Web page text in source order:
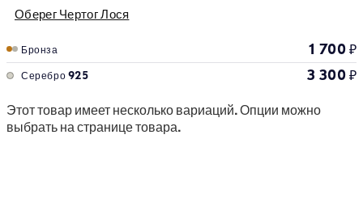
Оберег Чертог Лося
Бронза 1 700₽
Серебро 925 3 300₽
Этот товар имеет несколько вариаций. Опции можно
выбрать на странице товара.